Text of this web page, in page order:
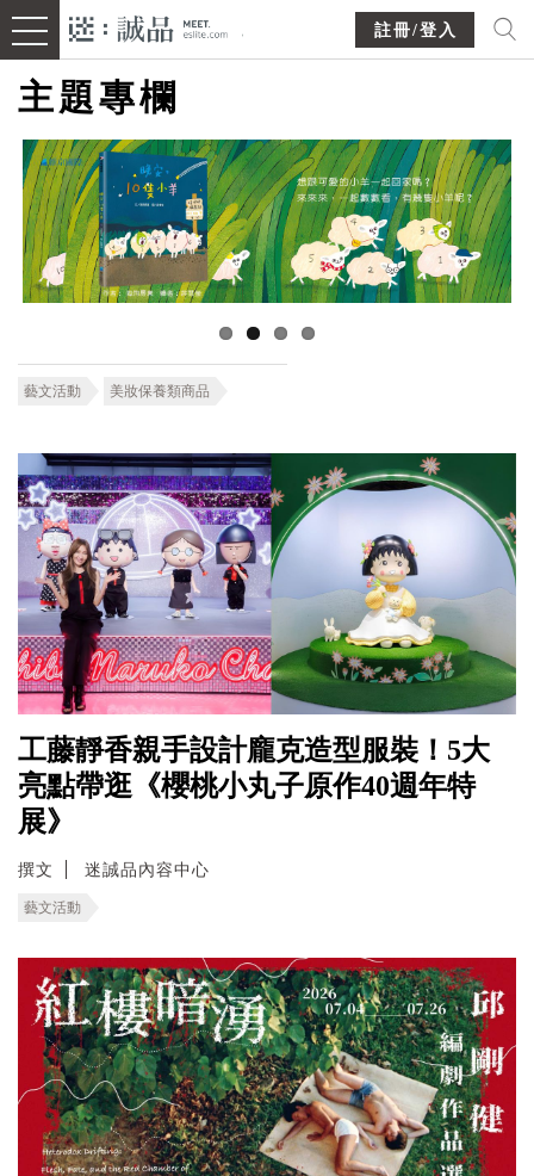
註冊/登入
主題專欄
藝文活動 美妝保養類商品
工藤靜香親手設計龐克造型服裝！5大
亮點帶逛《櫻桃小丸子原作40週年特
展》
撰文 迷誠品內容中心
藝文活動